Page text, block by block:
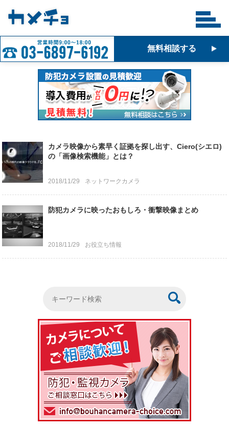
無料相談する
カメラ映像から素早く証拠を探し出す、Ciero(シエロ)
の「画像検索機能」とは？
2018/11/29 ネットワークカメラ
防犯カメラに映ったおもしろ・衝撃映像まとめ
2018/11/29 お役立ち情報